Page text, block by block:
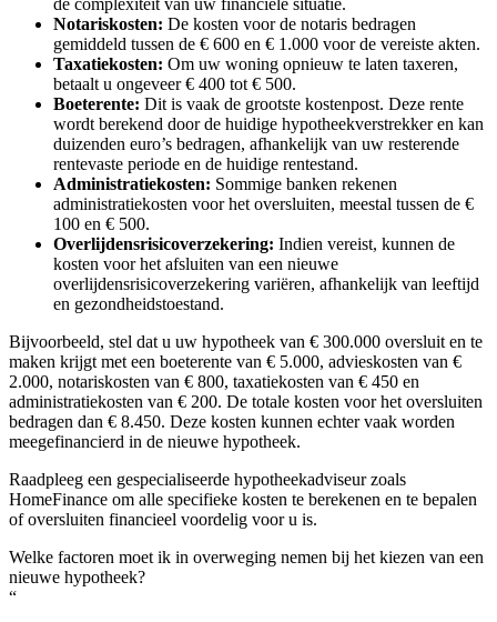
de complexiteit van uw financiële situatie.
Notariskosten: De kosten voor de notaris bedragen
gemiddeld tussen de € 600 en € 1.000 voor de vereiste akten.
Taxatiekosten: Om uw woning opnieuw te laten taxeren,
betaalt u ongeveer € 400 tot € 500.
Boeterente: Dit is vaak de grootste kostenpost. Deze rente
wordt berekend door de huidige hypotheekverstrekker en kan
duizenden euro’s bedragen, afhankelijk van uw resterende
rentevaste periode en de huidige rentestand.
Administratiekosten: Sommige banken rekenen
administratiekosten voor het oversluiten, meestal tussen de €
100 en € 500.
Overlijdensrisicoverzekering: Indien vereist, kunnen de
kosten voor het afsluiten van een nieuwe
overlijdensrisicoverzekering variëren, afhankelijk van leeftijd
en gezondheidstoestand.
Bijvoorbeeld, stel dat u uw hypotheek van € 300.000 oversluit en te
maken krijgt met een boeterente van € 5.000, advieskosten van €
2.000, notariskosten van € 800, taxatiekosten van € 450 en
administratiekosten van € 200. De totale kosten voor het oversluiten
bedragen dan € 8.450. Deze kosten kunnen echter vaak worden
meegefinancierd in de nieuwe hypotheek.
Raadpleeg een gespecialiseerde hypotheekadviseur zoals
HomeFinance om alle specifieke kosten te berekenen en te bepalen
of oversluiten financieel voordelig voor u is.
Welke factoren moet ik in overweging nemen bij het kiezen van een
nieuwe hypotheek?
“